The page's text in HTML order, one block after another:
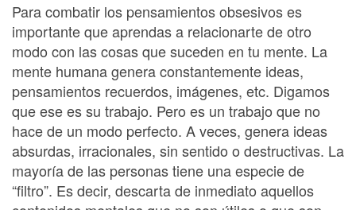
Para combatir los pensamientos obsesivos es
importante que aprendas a relacionarte de otro
modo con las cosas que suceden en tu mente. La
mente humana genera constantemente ideas,
pensamientos recuerdos, imágenes, etc. Digamos
que ese es su trabajo. Pero es un trabajo que no
hace de un modo perfecto. A veces, genera ideas
absurdas, irracionales, sin sentido o destructivas. La
mayoría de las personas tiene una especie de
“filtro”. Es decir, descarta de inmediato aquellos